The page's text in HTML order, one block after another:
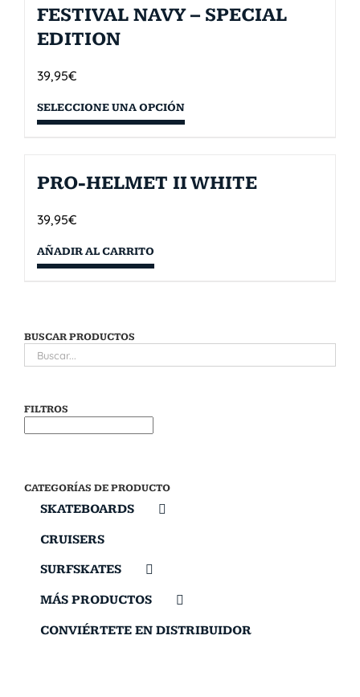
FESTIVAL NAVY – SPECIAL
EDITION
39,95€
SELECCIONE UNA OPCIÓN
PRO-HELMET II WHITE
39,95€
AÑADIR AL CARRITO
BUSCAR PRODUCTOS
FILTROS
CATEGORÍAS DE PRODUCTO
SKATEBOARDS
CRUISERS
SURFSKATES
MÁS PRODUCTOS
CONVIÉRTETE EN DISTRIBUIDOR